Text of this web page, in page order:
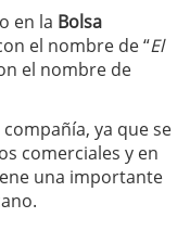
en la Bolsa
el nombre de “El
el nombre de
ya que se
comerciales y en
una importante